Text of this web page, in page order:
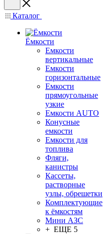
Каталог
Ёмкости
Емкости
вертикальные
Емкости
горизонтальные
Емкости
прямоугольные
узкие
Емкости АUТО
Конусные
емкости
Емкости для
топлива
Фляги,
канистры
Кассеты,
растворные
узлы, обрешетки
Комплектующие
к ёмкостям
Мини АЗС
+ ЕЩЕ 5